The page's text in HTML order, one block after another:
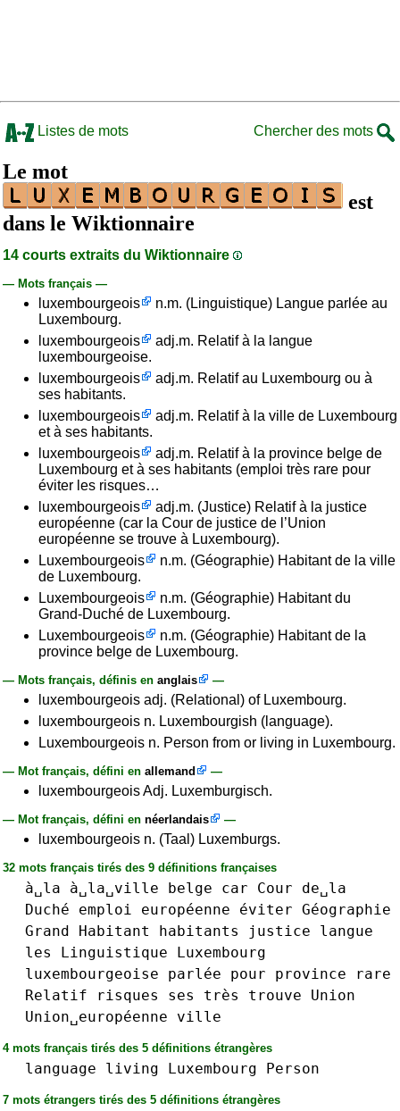
Listes de mots Chercher des mots
Le mot
est
dans le Wiktionnaire
14 courts extraits du Wiktionnaire
— Mots français —
luxembourgeois
n.m. (Linguistique) Langue parlée au
Luxembourg.
luxembourgeois
adj.m. Relatif à la langue
luxembourgeoise.
luxembourgeois
adj.m. Relatif au Luxembourg ou à
ses habitants.
luxembourgeois
adj.m. Relatif à la ville de Luxembourg
et à ses habitants.
luxembourgeois
adj.m. Relatif à la province belge de
Luxembourg et à ses habitants (emploi très rare pour
éviter les risques…
luxembourgeois
adj.m. (Justice) Relatif à la justice
européenne (car la Cour de justice de l’Union
européenne se trouve à Luxembourg).
Luxembourgeois
n.m. (Géographie) Habitant de la ville
de Luxembourg.
Luxembourgeois
n.m. (Géographie) Habitant du
Grand-Duché de Luxembourg.
Luxembourgeois
n.m. (Géographie) Habitant de la
province belge de Luxembourg.
— Mots français, définis en anglais —
luxembourgeois adj. (Relational) of Luxembourg.
luxembourgeois n. Luxembourgish (language).
Luxembourgeois n. Person from or living in Luxembourg.
— Mot français, défini en allemand —
luxembourgeois Adj. Luxemburgisch.
— Mot français, défini en néerlandais —
luxembourgeois n. (Taal) Luxemburgs.
32 mots français tirés des 9 définitions françaises
à␣la à␣la␣ville belge car Cour
de␣la
Duché
emploi européenne éviter Géographie
Grand
Habitant habitants justice
langue
les
Linguistique
Luxembourg
luxembourgeoise
parlée pour province
rare
Relatif
risques ses très trouve
Union
Union␣européenne
ville
4 mots français tirés des 5 définitions étrangères
language living Luxembourg Person
7 mots étrangers tirés des 5 définitions étrangères